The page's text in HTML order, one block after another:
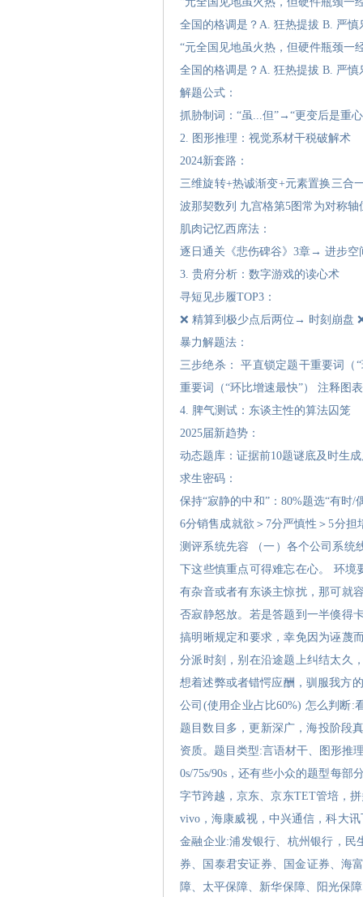
全国的格调是？A. 狂热提拔 B. 严
“元全国见地虽火热，但硬件瓶颈一
全国的格调是？A. 狂热提拔 B. 严
解题公式：
抓胁制词：“虽...但”→“更变后是重
2. 图形推理：视觉系材干税破解术
2024新套路：
三维旋转+热诚渐变+元素置换三合
波那契数列 九宫格第5图常为对称
肌肉记忆西席法：
逐日通关《悲伤碑谷》3章→ 进步
3. 贵府分析：数字游戏的读心术
寻短见步履TOP3：
❌ 精算到极少点后两位→ 时刻崩盘
暴力解题法：
三步绝杀： 平直锁定题干重要词（
重要词（“环比增速最快”） 注释图
4. 脾气测试：东谈主性的算法囚笼
2025届新趋势：
动态题库：证据前10题谜底及时生
求生密码：
保持“寂静的中和”：80%题选“有时
6分销售成就欲＞7分严慎性＞5分
测评系统先容 （一）各个公司系统
下这些慎重点可得难忘在心。 环境
有杂音或者有东谈主惊扰，那可就
否寂静怒放。若是答题到一半倏得
搞明晰规定和要求，幸免因为诬蔑
分派时刻，别在沿途题上纠结太久
想着述弊或者错愕应酬，驯服我方
公司(使用企业占比60%) 怎么判断:
题目数目多，更新深广，海投阶段
资质。题目类型:言语材干、图形推
0s/75s/90s，还有些小众的题型每
字节跨越，京东、京东TET管培，
vivo，海康威视，中兴通信，科大
金融企业:浦发银行、杭州银行，民
券、国泰君安证券、国金证券、海
障、太平保障、新华保障、阳光保